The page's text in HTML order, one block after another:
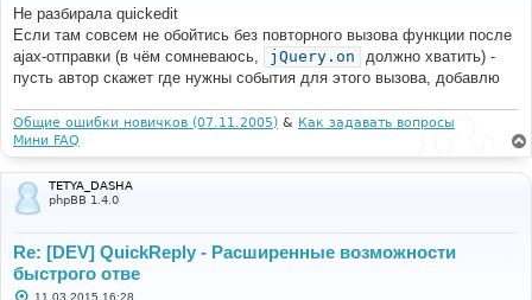
о
б
щ
е
н
и
Не разбирала quickedit
Если там совсем не обойтись без повторного вызова функции после
ajax-отправки (в чём сомневаюсь,
jQuery.on
должно хватить) -
пусть автор скажет где нужны события для этого вызова, добавлю
Общие ошибки новичков (07.11.2005) & Как задавать вопросы
Мини FAQ
TETYA_DASHA
phpBB 1.4.0
Re: [DEV] QuickReply - Расширенные возможности
быстрого отве
С11.03.2015 16:28